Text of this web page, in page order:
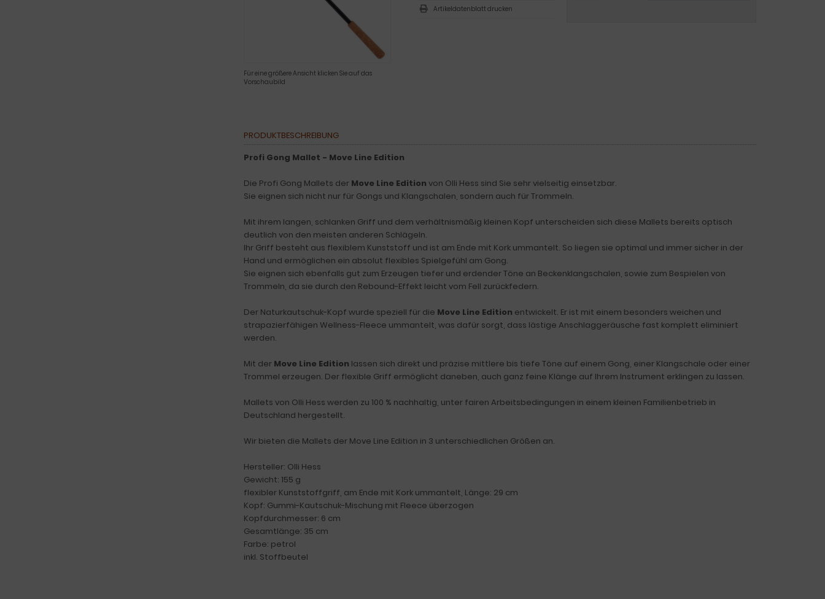
Für eine größere Ansicht klicken Sie auf das
Vorschaubild
Artikeldatenblatt drucken
PRODUKTBESCHREIBUNG
Profi Gong Mallet - Move Line Edition
Die Profi Gong Mallets der Move Line Edition von Olli Hess sind Sie sehr vielseitig einsetzbar.
Sie eignen sich nicht nur für Gongs und Klangschalen, sondern auch für Trommeln.
Mit ihrem langen, schlanken Griff und dem verhältnismäßig kleinen Kopf unterscheiden sich diese Mallets bereits optisch
deutlich von den meisten anderen Schlägeln.
Ihr Griff besteht aus flexiblem Kunststoff und ist am Ende mit Kork ummantelt. So liegen sie optimal und immer sicher in der
Hand und ermöglichen ein absolut flexibles Spielgefühl am Gong.
Sie eignen sich ebenfalls gut zum Erzeugen tiefer und erdender Töne an Beckenklangschalen, sowie zum Bespielen von
Trommeln, da sie durch den Rebound-Effekt leicht vom Fell zurückfedern.
Der Naturkautschuk-Kopf wurde speziell für die Move Line Edition entwickelt. Er ist mit einem besonders weichen und
strapazierfähigen Wellness-Fleece ummantelt, was dafür sorgt, dass lästige Anschlaggeräusche fast komplett eliminiert
werden.
Mit der Move Line Edition lassen sich direkt und präzise mittlere bis tiefe Töne auf einem Gong, einer Klangschale oder einer
Trommel erzeugen. Der flexible Griff ermöglicht daneben, auch ganz feine Klänge auf Ihrem Instrument erklingen zu lassen.
Mallets von Olli Hess werden zu 100 % nachhaltig, unter fairen Arbeitsbedingungen in einem kleinen Familienbetrieb in
Deutschland hergestellt.
Wir bieten die Mallets der Move Line Edition in 3 unterschiedlichen Größen an.
Hersteller: Olli Hess
Gewicht: 155 g
flexibler Kunststoffgriff, am Ende mit Kork ummantelt, Länge: 29 cm
Kopf: Gummi-Kautschuk-Mischung mit Fleece überzogen
Kopfdurchmesser: 6 cm
Gesamtlänge: 35 cm
Farbe: petrol
inkl. Stoffbeutel